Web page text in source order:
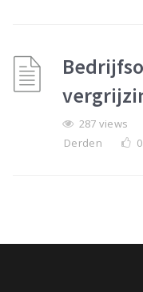
287 views
Derden
0